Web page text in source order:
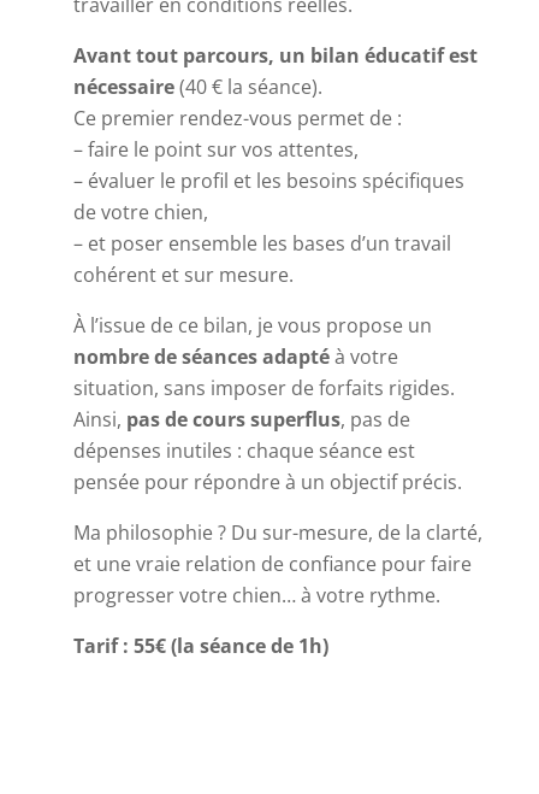
Avant tout parcours, un bilan éducatif est
nécessaire(40 € la séance).
Ce premier rendez-vous permet de :
– faire le point sur vos attentes,
– évaluer le profil et les besoins spécifiques
de votre chien,
– et poser ensemble les bases d’un travail
cohérent et sur mesure.
À l’issue de ce bilan, je vous propose un
nombre de séances adaptéà votre
situation, sans imposer de forfaits rigides.
Ainsi, pas de cours superflus, pas de
dépenses inutiles : chaque séance est
pensée pour répondre à un objectif précis.
Ma philosophie ? Du sur-mesure, de la clarté,
et une vraie relation de confiance pour faire
progresser votre chien… à votre rythme.
Tarif : 55€ (la séance de 1h)